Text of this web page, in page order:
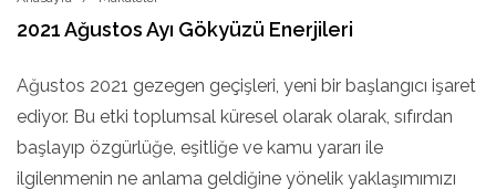
2021 Ağustos Ayı Gökyüzü Enerjileri
Ağustos 2021 gezegen geçişleri, yeni bir başlangıcı işaret
ediyor. Bu etki toplumsal küresel olarak olarak, sıfırdan
başlayıp özgürlüğe, eşitliğe ve kamu yararı ile
ilgilenmenin ne anlama geldiğine yönelik yaklaşımımızı